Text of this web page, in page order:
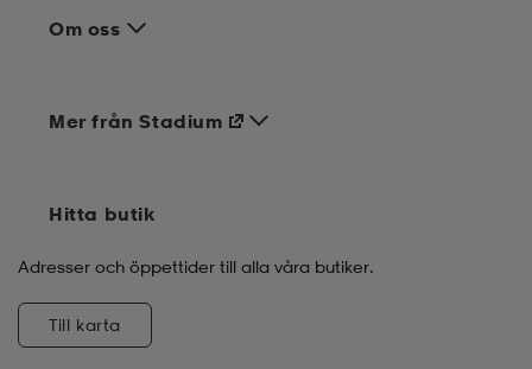
Om oss
Mer från Stadium
Hitta butik
Adresser och öppettider till alla våra butiker.
Till karta